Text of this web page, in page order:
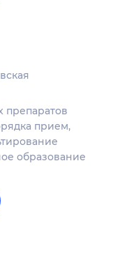
препаратов
прием,
образование